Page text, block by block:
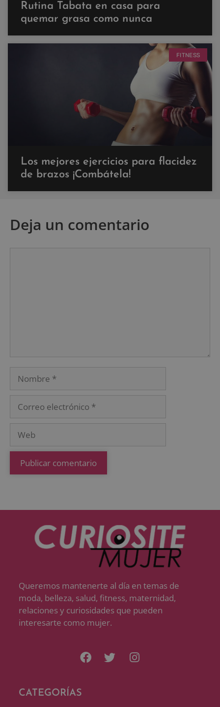
Rutina Tabata en casa para
quemar grasa como nunca
FITNESS
Los mejores ejercicios para flacidez
de brazos ¡Combátela!
Deja un comentario
Queremos mantenerte al día en temas de
moda, belleza, salud, fitness, maternidad,
relaciones y curiosidades que pueden
interesarte como mujer.
CATEGORÍAS